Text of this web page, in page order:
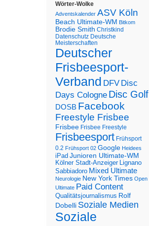
Wörter-Wolke
Adventskalender ASV Köln
Beach Ultimate-WM Bitkom
Brodie Smith Christkind
Datenschutz Deutsche
Meisterschaften
Deutscher
Frisbeesport-
Verband DFV Disc
Days Cologne Disc Golf
DOSB Facebook
Freestyle Frisbee
Frisbee Frisbee Freestyle
Frisbeesport Frühsport
0.2 Frühsport 02 Google Heidees
iPad Junioren Ultimate-WM
Kölner Stadt-Anzeiger Lignano
Sabbiadoro Mixed Ultimate
Neurologie New York Times Open
Ultimate Paid Content
Qualitätsjournalismus Rolf
Dobelli Soziale Medien
Soziale